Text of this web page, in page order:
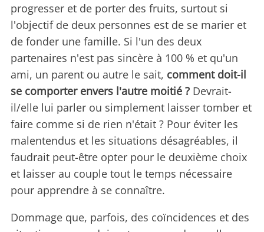
progresser et de porter des fruits, surtout si
l'objectif de deux personnes est de se marier et
de fonder une famille. Si l'un des deux
partenaires n'est pas sincère à 100 % et qu'un
ami, un parent ou autre le sait, comment doit-il
se comporter envers l'autre moitié ? Devrait-
il/elle lui parler ou simplement laisser tomber et
faire comme si de rien n'était ? Pour éviter les
malentendus et les situations désagréables, il
faudrait peut-être opter pour le deuxième choix
et laisser au couple tout le temps nécessaire
pour apprendre à se connaître.
Dommage que, parfois, des coïncidences et des